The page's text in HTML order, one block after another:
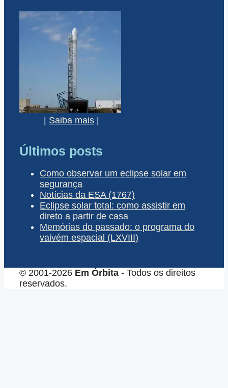
| Saiba mais |
Últimos posts
Como observar um eclipse solar em
segurança
Notícias da ESA (1767)
Eclipse solar total: como assistir em
direto a partir de casa
Memórias do passado: o programa do
vaivém espacial (LXVIII)
© 2001-2026 Em Órbita - Todos os direitos
reservados.